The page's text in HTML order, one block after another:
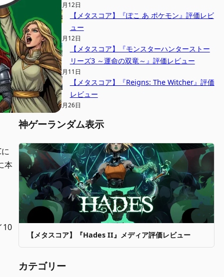
本
10
2026年3月12日
【メタスコア】『ぽこ あ ポケモン』評価レビ
ュー
2026年3月12日
【メタスコア】『モンスターハンターストー
リーズ3 ～運命の双竜～』評価レビュー
2026年3月11日
【メタスコア】『Reigns: The Witcher』評価
レビュー
2026年2月26日
神ゲーランダム表示
【メタスコア】『Hades II』メディア評価レビュー
カテゴリー